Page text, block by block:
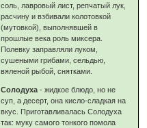
соль, лавровый лист, репчатый лук,
расчину и взбивали колотовкой
(мутовкой), выполнявшей в
прошлые века роль миксера.
Полевку заправляли луком,
сушеными грибами, сельдью,
вяленой рыбой, снятками.
Солодуха - жидкое блюдо, но не
суп, а десерт, она кисло-сладкая на
вкус. Приготавливалась Солодуха
так: муку самого тонкого помола